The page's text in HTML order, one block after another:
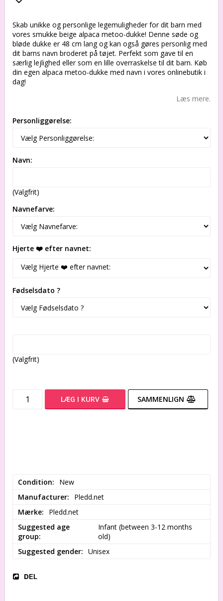
Skab unikke og personlige legemuligheder for dit barn med
vores smukke beige alpaca metoo-dukke! Denne søde og
bløde dukke er 48 cm lang og kan også gøres personlig med
dit barns navn broderet på tøjet. Perfekt som gave til en
særlig lejlighed eller som en lille overraskelse til dit barn. Køb
din egen alpaca metoo-dukke med navn i vores onlinebutik i
dag!
Læs mere.
Personliggørelse:
Navn:
(Valgfrit)
Navnefarve:
Hjerte ❤️ efter navnet:
Fødselsdato ?
(Valgfrit)
LÆG I KURV SAMMENLIGN
Condition
New
Manufacturer
Pledd.net
Mærke
Pledd.net
Suggested age
group
Infant (between 3-12 months
old)
Suggested gender
Unisex
DEL